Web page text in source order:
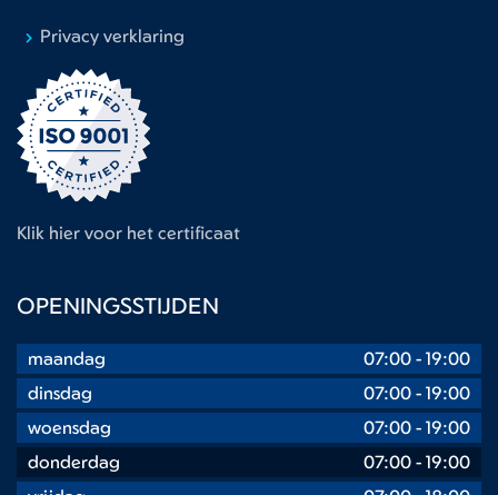
Privacy verklaring
Klik hier voor het certificaat
OPENINGSSTIJDEN
maandag 07:00 - 19:00
dinsdag
07:00 - 19:00
woensdag
07:00 - 19:00
donderdag
07:00 - 19:00